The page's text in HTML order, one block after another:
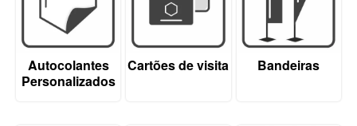
Autocolantes
Personalizados
Cartões de visita Bandeiras